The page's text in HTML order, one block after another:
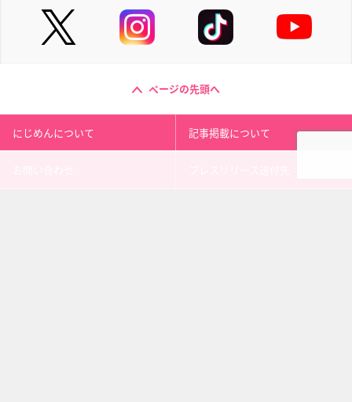
ページの先頭へ
にじめんについて 記事掲載について